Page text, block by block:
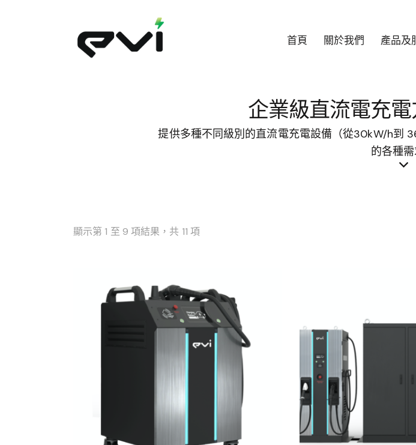
首頁 關於我們 產品及
企業級直流電充電
提供多種不同級別的直流電充電設備（從30kW/h到
的各種需
顯示第 1 至 9 項結果，共 11 項